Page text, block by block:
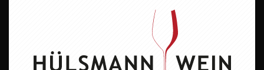
PALADIN SYRAH